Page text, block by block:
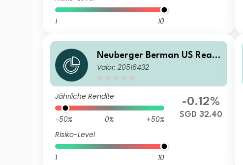
1 10
Neuberger Berman US Real
Estate Securities Fund SGD A
Valor: 20516432
Jährliche Rendite
-50% 0%
+50%
Risiko-Level
1 10
-0.12%
SGD 32.40